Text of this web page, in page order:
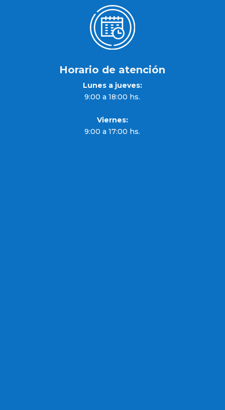
Horario de atención
Lunes a jueves:
9:00 a 18:00 hs.
Viernes:
9:00 a 17:00 hs.